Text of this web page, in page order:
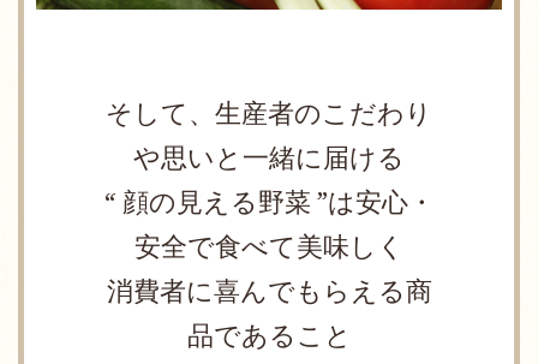
そして、生産者のこだわり
や思いと一緒に届ける
“ 顔の見える野菜 ”は安心・
安全で食べて美味しく
消費者に喜んでもらえる商
品であること